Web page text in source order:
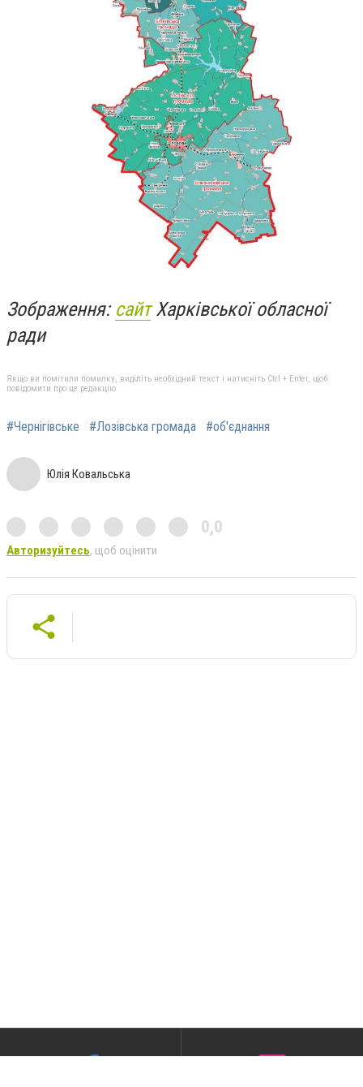
Зображення: сайтХарківської обласної
ради
Якщо ви помітили помилку, виділіть необхідний текст і натисніть Ctrl + Enter, щоб
повідомити про це редакцію
#Чернігівське #Лозівська громада #об'єднання
Юлія Ковальська
0,0
Авторизуйтесь, щоб оцінити